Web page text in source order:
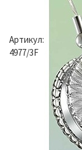
Артикул:
4977/3F